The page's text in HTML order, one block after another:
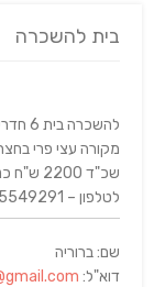
בית להשכרה
מקורה עצי פרי
שכ"ד 2200 ש"ח כניסה 1.7.2016
לטלפון – 0545549291 ברוריה
שם: ברוריה
דוא"ל: